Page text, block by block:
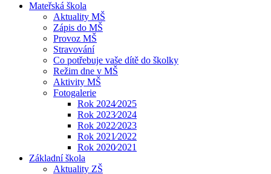
Mateřská škola
Aktuality MŠ
Zápis do MŠ
Provoz MŠ
Stravování
Co potřebuje vaše dítě do školky
Režim dne v MŠ
Aktivity MŠ
Fotogalerie
Rok 2024⁄2025
Rok 2023⁄2024
Rok 2022⁄2023
Rok 2021⁄2022
Rok 2020⁄2021
Základní škola
Aktuality ZŠ